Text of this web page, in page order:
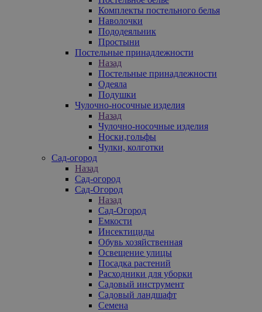
Комплекты постельного белья
Наволочки
Пододеяльник
Простыни
Постельные принадлежности
Назад
Постельные принадлежности
Одеяла
Подушки
Чулочно-носочные изделия
Назад
Чулочно-носочные изделия
Носки,гольфы
Чулки, колготки
Сад-огород
Назад
Сад-огород
Сад-Огород
Назад
Сад-Огород
Емкости
Инсектициды
Обувь хозяйственная
Освещение улицы
Посадка растений
Расходники для уборки
Садовый инструмент
Садовый ландшафт
Семена